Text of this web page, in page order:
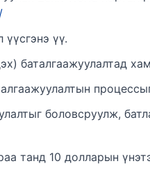
үүсгэнэ үү.
баталгаажуулалтад
боловсруулж,
танд 10 долларын